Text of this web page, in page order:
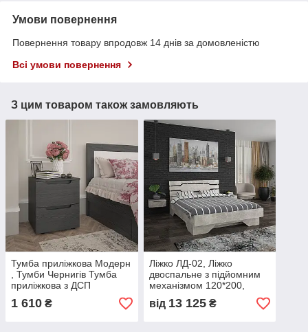
Умови повернення
Повернення товару впродовж 14 днів за домовленістю
Всі умови повернення
З цим товаром також замовляють
Тумба приліжкова Модерн
, Тумби Чернигів Тумба
приліжкова з ДСП
1 610 ₴
Ліжко ЛД-02, Ліжко
двоспальне з підйомним
механізмом 120*200,
140*200, 160x200, Ліжка
Україна
від 13 125₴